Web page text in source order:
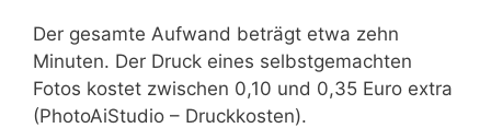
Der gesamte Aufwand beträgt etwa zehn
Minuten. Der Druck eines selbstgemachten
Fotos kostet zwischen 0,10 und 0,35 Euro extra
(PhotoAiStudio – Druckkosten).